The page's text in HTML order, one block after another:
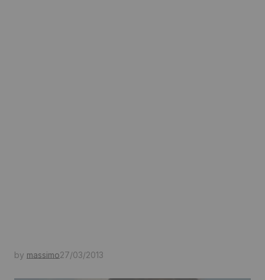
by massimo27/03/2013